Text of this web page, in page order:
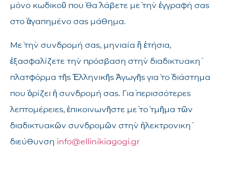
μόνο κωδικοῦ ποὺ θὰ λάβετε μὲ τὴν ἐγγραφή σας
στὸ ἀγαπημένο σας μάθημα.
Μὲ τὴν συνδρομή σας, μηνιαία ἢ ἐτήσια,
ἐξασφαλίζετε τὴν πρόσβαση στὴν διαδικτυακὴ
πλατφόρμα τῆς Ἑλληνικῆς Ἀγωγῆς γιὰ τὸ διάστημα
ποὺ ὁρίζει ἡ συνδρομή σας. Γιὰ περισσότερες
λεπτομέρειες, ἐπικοινωνῆστε μὲ τὸ τμῆμα τῶν
διαδικτυακῶν συνδρομῶν στὴν ἠλεκτρονικὴ
διεύθυνση info@ellinikiagogi.gr